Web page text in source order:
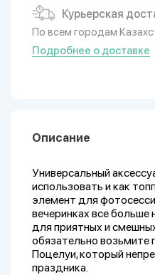
Курьерская
По всем городам
Подробнее о доставке
Описание
Универсальный
использовать и как
элемент для
вечеринках все
для приятных и
обязательно возьмите
Поцелуи, который
праздника.